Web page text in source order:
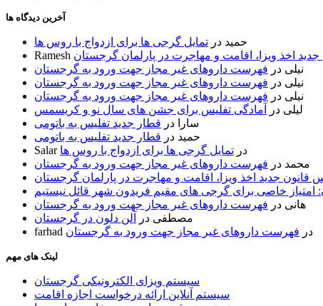
آخرین دیدگاه ها
حمید در تمایل گرجی ها برای ازدواج با روس ها
Ramesh اخذ ویزا، اقامت و مهاجرت در پارلمان گرجستان
نیلی در فهرست داروهای غیر مجاز جهت ورود به گرجستان
نیلی در فهرست داروهای غیر مجاز جهت ورود به گرجستان
نیلی در فهرست داروهای غیر مجاز جهت ورود به گرجستان
لیلی در
آمادگی تفلیس برای جشن های سال نو و کریسمس
سارا
در قطار جدید تفلیس به باتومی
حمید در قطار جدید تفلیس به باتومی
Salar
در تمایل گرجی ها برای ازدواج با روس ها
محمد در فهرست داروهای غیر مجاز جهت ورود به گرجستان
جدید اخذ ویزا، اقامت و مهاجرت در پارلمان گرجستان
امتیاز خاصی برای گرجی های مقیم فریدون شهر قائل نیستیم
هانی در فهرست داروهای غیر مجاز جهت ورود به گرجستان
مصطفی در
آلن دلون در گرجستان
farhad
در فهرست داروهای غیر مجاز جهت ورود به گرجستان
لینک های مهم
سیستم ویزای الکترونیکی گرجستان
سیستم آنلاین ارائه درخواست اجازه اقامت